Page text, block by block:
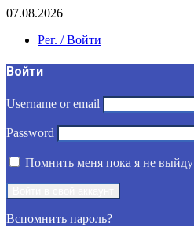
07.08.2026
Рег. / Войти
Войти
Username or email
Password
Помнить меня пока я не выйду
Вспомнить пароль?